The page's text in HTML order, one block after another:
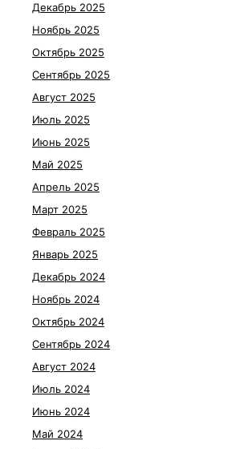
Декабрь 2025
Ноябрь 2025
Октябрь 2025
Сентябрь 2025
Август 2025
Июль 2025
Июнь 2025
Май 2025
Апрель 2025
Март 2025
Февраль 2025
Январь 2025
Декабрь 2024
Ноябрь 2024
Октябрь 2024
Сентябрь 2024
Август 2024
Июль 2024
Июнь 2024
Май 2024